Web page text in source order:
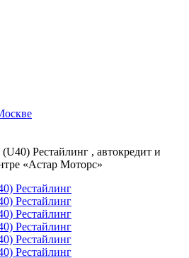
Рестайлинг , автокредит и
«Астар Моторс»